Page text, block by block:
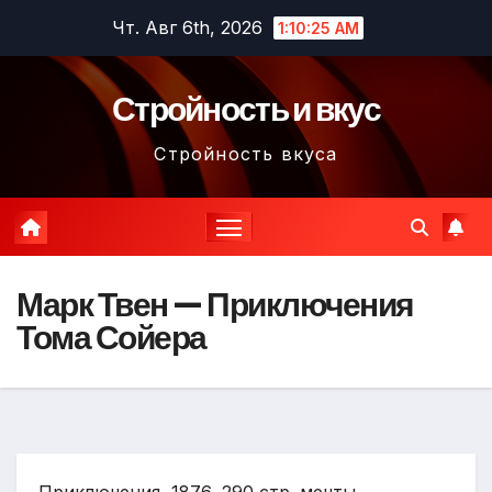
содержимому
Чт. Авг 6th, 2026 1:10:26 AM
Стройность и вкус
Стройность вкуса
Марк Твен — Приключения
Тома Сойера